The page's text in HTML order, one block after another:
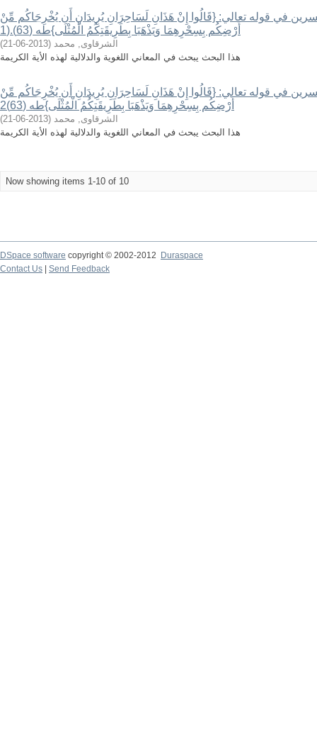
في قوله تعالي: {قَالُوا إِنْ هَذَانِ لَسَاحِرَانِ يُرِيدَانِ أَن يُخْرِجَاكُم مِّنْ
أَرْضِكُم بِسِحْرِهِمَا وَيَذْهَبَا بِطَرِيقَتِكُمُ الْمُثْلَى}طه (63).(1
الشرقاوى, محمد (
2013-06-21
)
هذا البحث يبحث في المعاني اللغوية والدلالية لهذه الأية الكريمة
في قوله تعالي: {قَالُوا إِنْ هَذَانِ لَسَاحِرَانِ يُرِيدَانِ أَن يُخْرِجَاكُم مِّنْ
أَرْضِكُم بِسِحْرِهِمَا وَيَذْهَبَا بِطَرِيقَتِكُمُ الْمُثْلَى}طه (63)2
الشرقاوى, محمد (
2013-06-21
)
هذا البحث يبحث في المعاني اللغوية والدلالية لهذه الأية الكريمة
Now showing items 1-10 of 10
DSpace software copyright © 2002-2012
Duraspace
Contact Us
Send Feedback